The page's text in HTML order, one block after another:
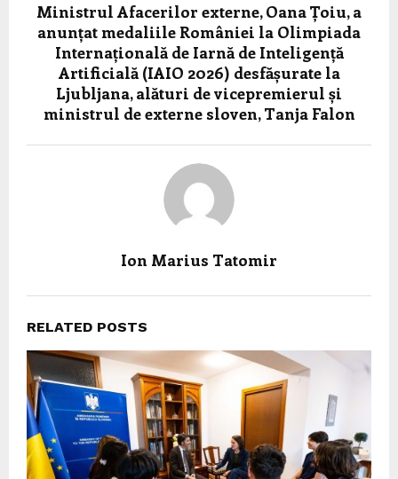
Ministrul Afacerilor externe, Oana Țoiu, a
anunțat medaliile României la Olimpiada
Internațională de Iarnă de Inteligență
Artificială (IAIO 2026) desfășurate la
Ljubljana, alături de vicepremierul și
ministrul de externe sloven, Tanja Falon
Ion Marius Tatomir
RELATED POSTS